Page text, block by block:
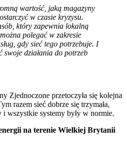
wartość, jaką magazyny
w czasie kryzysu.
który zapewnia lokalną
polegać w zakresie
gdy sieć tego potrzebuje. I
swoje działania do potrzeb
Zjednoczone przetoczyła się kolejna
razem sieć dobrze się trzymała,
i wszystkie systemy były w normie.
na terenie Wielkiej Brytanii